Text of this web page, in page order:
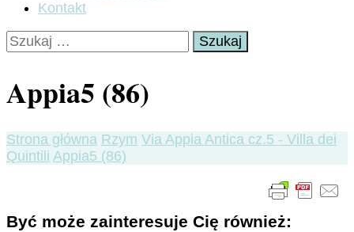
Kontakt
Szukaj:
Appia5 (86)
Strona główna Rzym Via Appia Antica cz.5 - Villa dei
Quintili Appia5 (86)
Być może zainteresuje Cię również: